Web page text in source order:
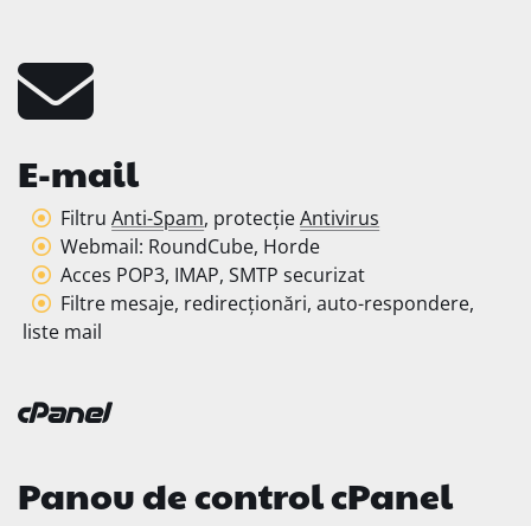
E-mail
FiltruAnti-Spam, protecțieAntivirus
Webmail: RoundCube, Horde
Acces POP3, IMAP, SMTP securizat
Filtre mesaje, redirecționări, auto-respondere,
liste mail
Panou de control cPanel